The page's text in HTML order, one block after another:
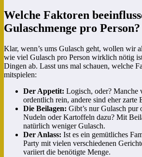
Welche Faktoren
Gulaschmenge pro Person?
Klar, wenn’s ums Gulasch geht, wollen wir
wie viel Gulasch pro Person wirklich nötig
Dingen ab. Lasst uns mal schauen, welche
mitspielen:
Der Appetit: Logisch, oder? Manche
ordentlich rein, andere sind eher zarte
Die Beilagen: Gibt’s nur Gulasch pur
Nudeln oder Kartoffeln dazu? Mit
natürlich weniger Gulasch.
Der Anlass: Ist es ein gemütliches
Party mit vielen verschiedenen
variiert die benötigte Menge.